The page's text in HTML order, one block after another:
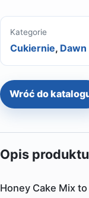
Kategorie
Cukiernie, Dawn
Wróć do
Opis produktu
Honey Cake Mix